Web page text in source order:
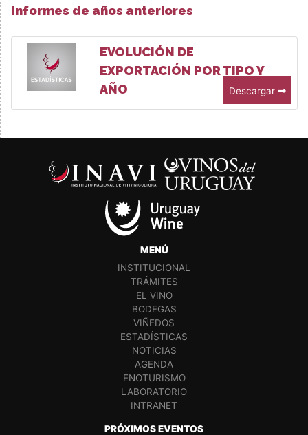
Informes de años anteriores
EVOLUCIÓN DE
EXPORTACIÓN POR TIPO Y
AÑO
Descargar
MENÚ
INSTITUCIONAL
TRÁMITES
EL VINO
BODEGAS
VIÑEDOS
ESTADÍSTICAS
NOTICIAS
AGENDA
ENOTURISMO
LABORATORIO
INTRANET
PRÓXIMOS EVENTOS